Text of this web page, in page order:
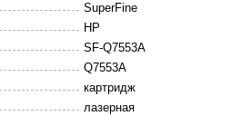
SuperFine
HP
SF-Q7553A
Q7553A
картридж
лазерная